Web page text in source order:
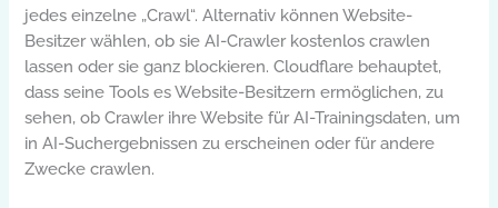
jedes einzelne „Crawl“. Alternativ können Website-
Besitzer wählen, ob sie AI-Crawler kostenlos crawlen
lassen oder sie ganz blockieren. Cloudflare behauptet,
dass seine Tools es Website-Besitzern ermöglichen, zu
sehen, ob Crawler ihre Website für AI-Trainingsdaten, um
in AI-Suchergebnissen zu erscheinen oder für andere
Zwecke crawlen.